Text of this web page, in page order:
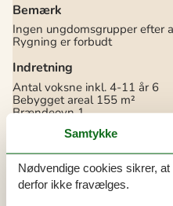
Bemærk
Ingen ungdomsgrupper efter
Rygning er forbudt
Indretning
Antal voksne inkl. 4-11 år 6
Bebygget areal 155 m²
Brændeovn 1
Frysekapacitet (antal liter) 200
Husdyr 2
Tørretumbler 1
Varmepumpe
Samtykke
Nødvendige cookies sikrer,
derfor ikke fravælges.